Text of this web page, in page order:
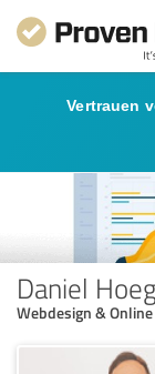
Vertrauen
Daniel
Webdesign &